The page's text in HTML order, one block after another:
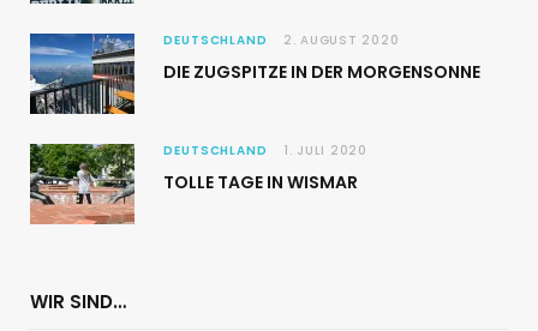
DEUTSCHLAND 2. AUGUST 2020
DIE ZUGSPITZE IN DER MORGENSONNE
DEUTSCHLAND 1. JULI 2020
TOLLE TAGE IN WISMAR
WIR SIND…